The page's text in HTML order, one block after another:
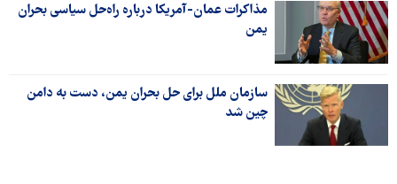
مذاکرات عمان-آمریکا درباره راه‌حل سیاسی بحران
یمن
سازمان ملل برای حل بحران یمن، دست به دامن
چین شد